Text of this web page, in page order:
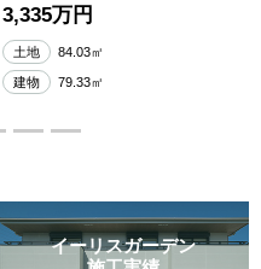
3,335万円
土地 84.03㎡
建物 79.33㎡
イーリスガーデン